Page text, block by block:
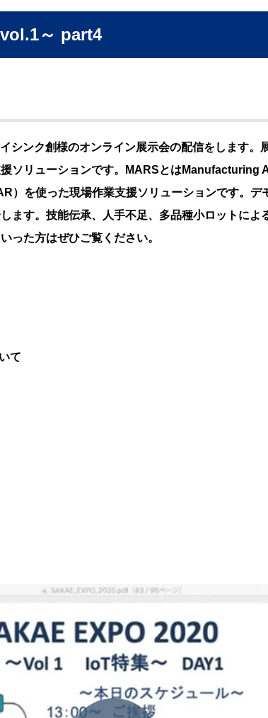
vol.1～ part4
ンク創様のオンライン展示会の配信をします。
ソリューションです。
MARSとはManufacturing
）を使った現場作業支援ソリューションです。 デ
ます。 技能伝承、人手不足、多品種小ロットによ
った方はぜひご覧ください。
て